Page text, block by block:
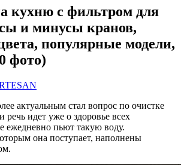
кухню с фильтром для
и минусы кранов,
популярные модели,
фото)
актуальным стал вопрос по очистке
речь идет уже о здоровье всех
ежедневно пьют такую воду.
она поступает, наполнены